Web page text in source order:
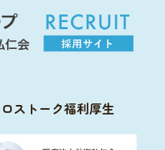
ストーク福利厚生